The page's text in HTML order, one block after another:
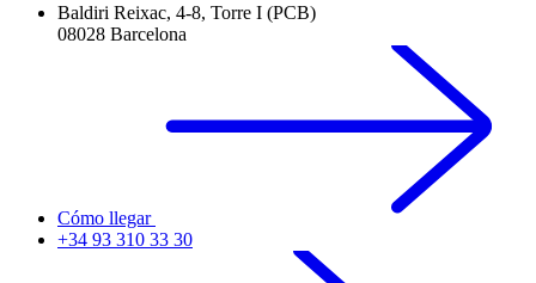
Baldiri Reixac, 4-8, Torre I (PCB)
08028 Barcelona
Cómo llegar
+34 93 310 33 30